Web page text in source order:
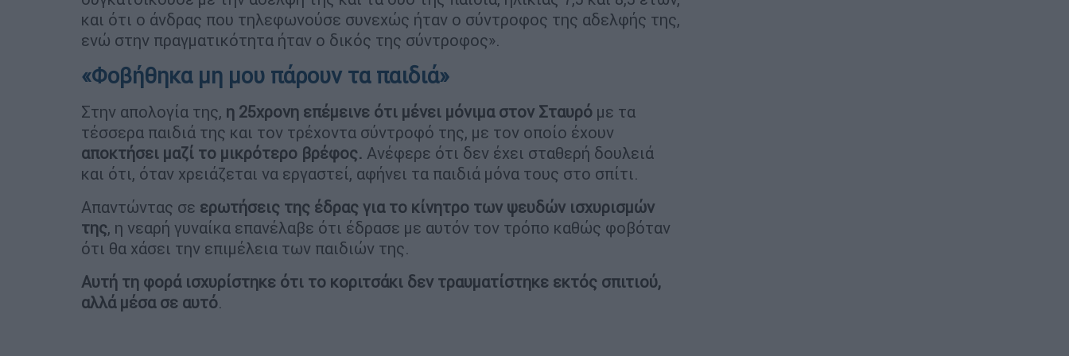
και ότι ο άνδρας που τηλεφωνούσε συνεχώς ήταν ο σύντροφος της αδελφής της,
ενώ στην πραγματικότητα ήταν ο δικός της σύντροφος».
«Φοβήθηκα μη μου πάρουν τα παιδιά»
Στην απολογία της, η 25χρονη επέμεινε ότι μένει μόνιμα στον Σταυρό με τα
τέσσερα παιδιά της και τον τρέχοντα σύντροφό της, με τον οποίο έχουν
αποκτήσει μαζί το μικρότερο βρέφος. Ανέφερε ότι δεν έχει σταθερή δουλειά
και ότι, όταν χρειάζεται να εργαστεί, αφήνει τα παιδιά μόνα τους στο σπίτι.
Απαντώντας σε ερωτήσεις της έδρας για το κίνητρο των ψευδών ισχυρισμών
της, η νεαρή γυναίκα επανέλαβε ότι έδρασε με αυτόν τον τρόπο καθώς φοβόταν
ότι θα χάσει την επιμέλεια των παιδιών της.
Αυτή τη φορά ισχυρίστηκε ότι το κοριτσάκι δεν τραυματίστηκε εκτός σπιτιού,
αλλά μέσα σε αυτό.